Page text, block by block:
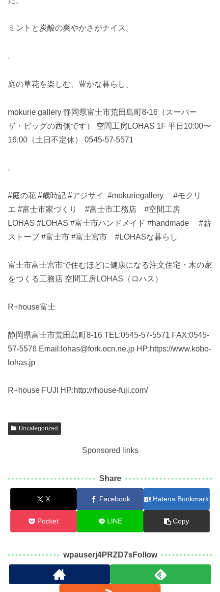
ミントと炭酸の爽やかさがナイス。
.
庭の草花を楽しむ、豊かな暮らし。
mokurie gallery 静岡県富士市荒田島町8-16（スーパー
ザ・ビッグの西側です） 空間工房LOHAS 1F 平日10:00〜
16:00（土日不定休） 0545-57-5571
.
#庭の花 #歳時記 #アジサイ #mokuriegallery #モクリ
エ #富士市家づくり #富士市工務店 #空間工房
LOHAS #LOHAS #富士市ハンドメイド #handmade #薪
ストーブ #富士市 #富士宮市 #LOHASな暮らし
富士市富士宮市で住むほどに健康になる注文住宅・木の家
をつくる工務店 空間工房LOHAS（ロハス）
R+house富士
静岡県富士市荒田島町8-16 TEL:0545-57-5571 FAX:0545-
57-5576 Email:lohas@fork.ocn.ne.jp HP:https://www.kobo-
lohas.jp
R+house FUJI HP:http://rhouse-fuji.com/
Uncategorized
Sponsored links
Share
X Facebook Hatena Bookmark
Pocket LINE Copy
wpauserj4PRZD7sFollow